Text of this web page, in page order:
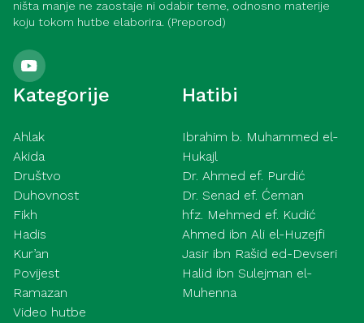
ništa manje ne zaostaje ni odabir teme, odnosno materije
koju tokom hutbe elaborira. (Preporod)
Kategorije
Ahlak
Akida
Društvo
Duhovnost
Fikh
Hadis
Kur’an
Povijest
Ramazan
Video hutbe
Hatibi
Ibrahim b. Muhammed el-
Hukajl
Dr. Ahmed ef. Purdić
Dr. Senad ef. Ćeman
hfz. Mehmed ef. Kudić
Ahmed ibn Ali el-Huzejfi
Jasir ibn Rašid ed-Devseri
Halid ibn Sulejman el-
Muhenna